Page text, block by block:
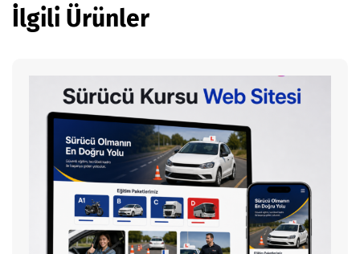
İlgili Ürünler